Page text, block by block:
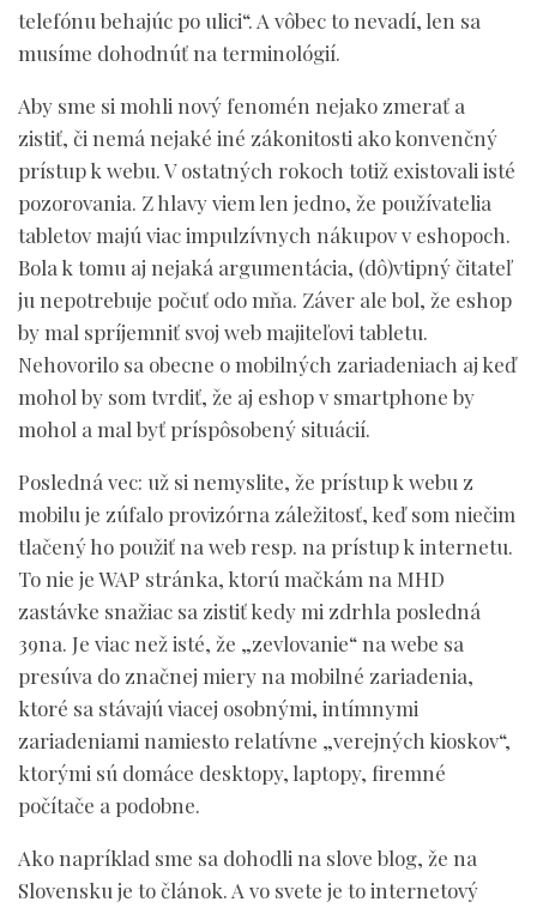
telefónu behajúc po ulici“. A vôbec to nevadí, len sa
musíme dohodnúť na terminológií.
Aby sme si mohli nový fenomén nejako zmerať a
zistiť, či nemá nejaké iné zákonitosti ako konvenčný
prístup k webu. V ostatných rokoch totiž existovali isté
pozorovania. Z hlavy viem len jedno, že používatelia
tabletov majú viac impulzívnych nákupov v eshopoch.
Bola k tomu aj nejaká argumentácia, (dô)vtipný čitateľ
ju nepotrebuje počuť odo mňa. Záver ale bol, že eshop
by mal spríjemniť svoj web majiteľovi tabletu.
Nehovorilo sa obecne o mobilných zariadeniach aj keď
mohol by som tvrdiť, že aj eshop v smartphone by
mohol a mal byť príspôsobený situácií.
Posledná vec: už si nemyslite, že prístup k webu z
mobilu je zúfalo provizórna záležitosť, keď som niečim
tlačený ho použiť na web resp. na prístup k internetu.
To nie je WAP stránka, ktorú mačkám na MHD
zastávke snažiac sa zistiť kedy mi zdrhla posledná
39na. Je viac než isté, že „zevlovanie“ na webe sa
presúva do značnej miery na mobilné zariadenia,
ktoré sa stávajú viacej osobnými, intímnymi
zariadeniami namiesto relatívne „verejných kioskov“,
ktorými sú domáce desktopy, laptopy, firemné
počítače a podobne.
Ako napríklad sme sa dohodli na slove blog, že na
Slovensku je to článok. A vo svete je to internetový